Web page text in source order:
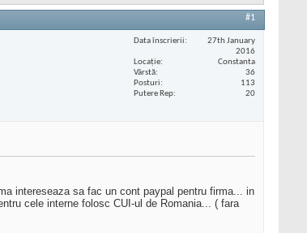
#1
Data înscrierii
27th January
2016
Locaţie
Constanta
Vârstă
36
Posturi
113
Putere Rep
20
intereseaza sa fac un cont paypal pentru firma... in
cele interne folosc CUI-ul de Romania... ( fara